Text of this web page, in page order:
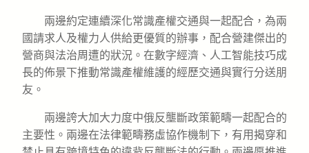
兩邊約定連續深化常識產權交通與一起配合，為兩
國請求人及權力人供給更優質的辦事，配合營建傑出的
營商與法治周遭的狀況。在數字經濟、人工智能技巧成
長的佈景下推動常識產權維護的經歷交通與實行分送朋
友。
兩邊誇大加大力度中俄反壟斷政策範疇一起配合的
主要性。兩邊在法律範疇務虛協作機制下，有用揭穿和